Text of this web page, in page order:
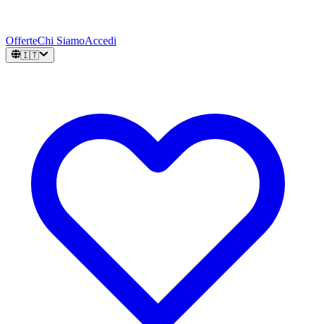
OfferteChi SiamoAccedi
🇮🇹